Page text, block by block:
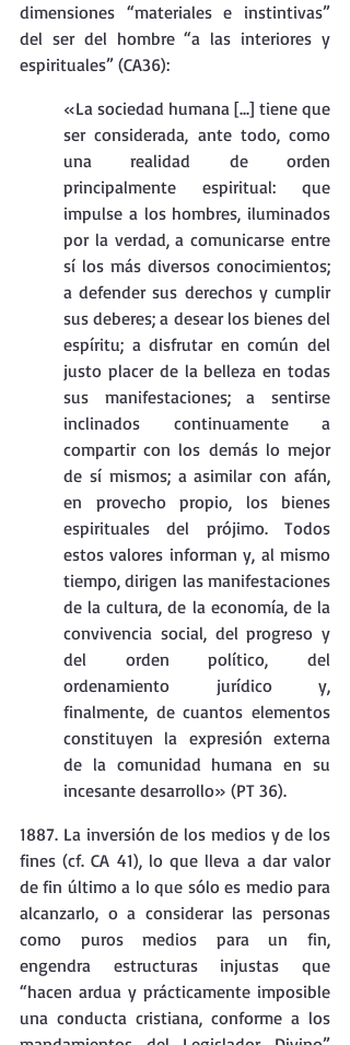
dimensiones “materiales e instintivas”
del ser del hombre “a las interiores y
espirituales” (CA36):
«La sociedad humana [...] tiene que
ser considerada, ante todo, como
una realidad de orden
principalmente espiritual: que
impulse a los hombres, iluminados
por la verdad, a comunicarse entre
sí los más diversos conocimientos;
a defender sus derechos y cumplir
sus deberes; a desear los bienes del
espíritu; a disfrutar en común del
justo placer de la belleza en todas
sus manifestaciones; a sentirse
inclinados continuamente a
compartir con los demás lo mejor
de sí mismos; a asimilar con afán,
en provecho propio, los bienes
espirituales del prójimo. Todos
estos valores informan y, al mismo
tiempo, dirigen las manifestaciones
de la cultura, de la economía, de la
convivencia social, del progreso y
del orden político, del
ordenamiento jurídico y,
finalmente, de cuantos elementos
constituyen la expresión externa
de la comunidad humana en su
incesante desarrollo» (PT 36).
1887. La inversión de los medios y de los
fines (cf. CA 41), lo que lleva a dar valor
de fin último a lo que sólo es medio para
alcanzarlo, o a considerar las personas
como puros medios para un fin,
engendra estructuras injustas que
“hacen ardua y prácticamente imposible
una conducta cristiana, conforme a los